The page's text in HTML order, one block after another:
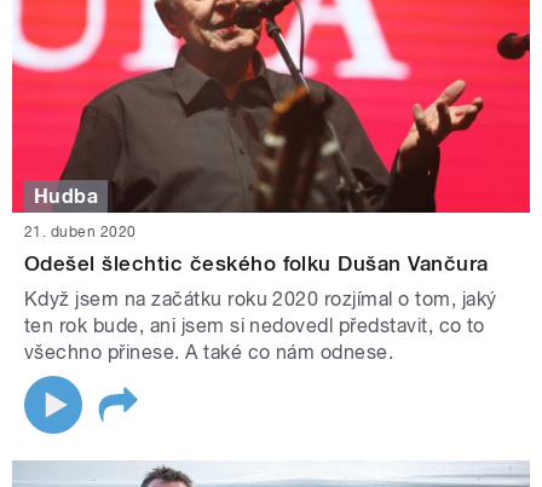
Hudba
21. duben 2020
Odešel šlechtic českého folku Dušan Vančura
Když jsem na začátku roku 2020 rozjímal o tom, jaký
ten rok bude, ani jsem si nedovedl představit, co to
všechno přinese. A také co nám odnese.